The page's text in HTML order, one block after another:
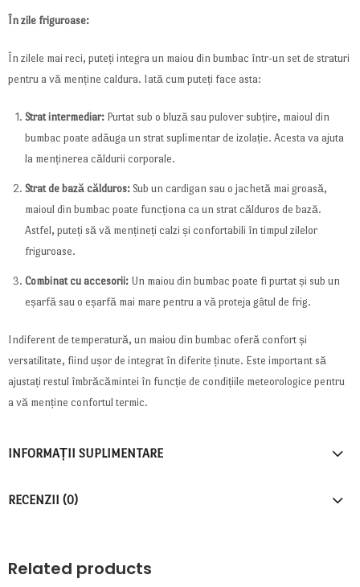
În zile friguroase:
În zilele mai reci, puteți integra un maiou din bumbac într-un set de straturi
pentru a vă menține caldura. Iată cum puteți face asta:
Strat intermediar: Purtat sub o bluză sau pulover subțire, maioul din
bumbac poate adăuga un strat suplimentar de izolație. Acesta va ajuta
la menținerea căldurii corporale.
Strat de bază călduros: Sub un cardigan sau o jachetă mai groasă,
maioul din bumbac poate funcționa ca un strat călduros de bază.
Astfel, puteți să vă mențineți calzi și confortabili în timpul zilelor
friguroase.
Combinat cu accesorii: Un maiou din bumbac poate fi purtat și sub un
eșarfă sau o eșarfă mai mare pentru a vă proteja gâtul de frig.
Indiferent de temperatură, un maiou din bumbac oferă confort și
versatilitate, fiind ușor de integrat în diferite ținute. Este important să
ajustați restul îmbrăcămintei în funcție de condițiile meteorologice pentru
a vă menține confortul termic.
INFORMAȚII SUPLIMENTARE
RECENZII (0)
Related products